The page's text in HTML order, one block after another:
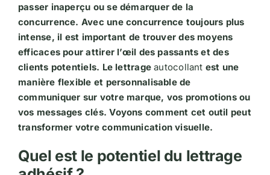
passer inaperçu ou se démarquer de la
concurrence. Avec une concurrence toujours plus
intense, il est important de trouver des moyens
efficaces pour attirer l’œil des passants et des
clients potentiels. Le lettrageautocollant est une
manière flexible et personnalisable de
communiquer sur votre marque, vos promotions ou
vos messages clés. Voyons comment cet outil peut
transformer votre communication visuelle.
Quel est le potentiel du lettrage